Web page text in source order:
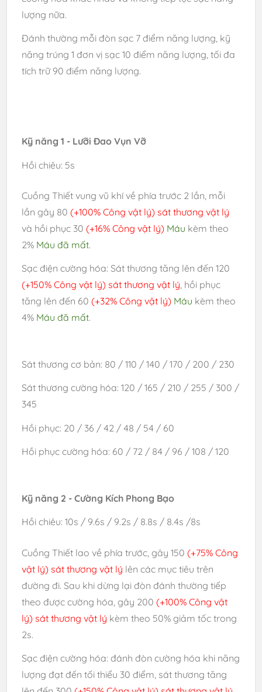
lượng nữa.
Đánh thường mỗi đòn sạc 7 điểm năng lượng, kỹ
năng trúng 1 đơn vị sạc 10 điểm năng lượng, tối đa
tích trữ 90 điểm năng lượng.
Kỹ năng 1 - Lưỡi Đao Vụn Vỡ
Hồi chiêu: 5s
Cuồng Thiết vung vũ khí về phía trước 2 lần, mỗi
lần gây 80 (+100% Công vật lý) sát thương vật lý
và hồi phục 30 (+16% Công vật lý) Máu kèm theo
2% Máu đã mất.
Sạc điện cường hóa: Sát thương tăng lên đến 120
(+150% Công vật lý) sát thương vật lý, hồi phục
tăng lên đến 60 (+32% Công vật lý) Máu kèm theo
4% Máu đã mất.
Sát thương cơ bản: 80 / 110 / 140 / 170 / 200 / 230
Sát thương cường hóa: 120 / 165 / 210 / 255 / 300 /
345
Hồi phục: 20 / 36 / 42 / 48 / 54 / 60
Hồi phục cường hóa: 60 / 72 / 84 / 96 / 108 / 120
Kỹ năng 2 - Cường Kích Phong Bạo
Hồi chiêu: 10s / 9.6s / 9.2s / 8.8s / 8.4s /8s
Cuồng Thiết lao về phía trước, gây 150 (+75% Công
vật lý) sát thương vật lý lên các mục tiêu trên
đường đi. Sau khi dừng lại đòn đánh thường tiếp
theo được cường hóa, gây 200 (+100% Công vật
lý) sát thương vật lý kèm theo 50% giảm tốc trong
2s.
Sạc điện cường hóa: đánh đòn cường hóa khi năng
lượng đạt đến tối thiểu 30 điểm, sát thương tăng